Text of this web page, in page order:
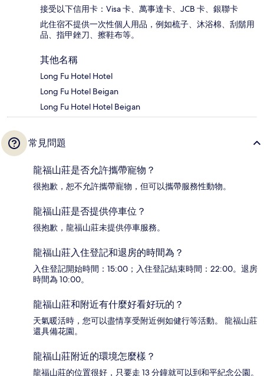
接受以下信用卡：Visa 卡、萬事達卡、JCB 卡、銀聯卡
此住宿不提供一次性個人用品，例如梳子、沐浴棉、刮鬍用
品、指甲銼刀、擦鞋布等。
其他名稱
Long Fu Hotel Hotel
Long Fu Hotel Beigan
Long Fu Hotel Hotel Beigan
常見問題
龍福山莊是否允許攜帶寵物？
很抱歉，恕不允許攜帶寵物，但可以攜帶服務性動物。
龍福山莊是否提供停車位？
很抱歉，龍福山莊未提供停車服務。
龍福山莊入住登記和退房的時間為？
入住登記開始時間：15:00；入住登記結束時間：22:00。退房
時間為 10:00。
龍福山莊和附近有什麼好看好玩的？
天氣暖活時，您可以盡情享受附近例如健行等活動。 龍福山莊
還具備花園。
龍福山莊附近的環境怎麼樣？
龍福山莊的位置很好，只要走 13 分鐘就可以到和平紀念公園。